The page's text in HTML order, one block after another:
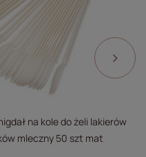
na kole do żeli lakierów
mleczny 50 szt mat